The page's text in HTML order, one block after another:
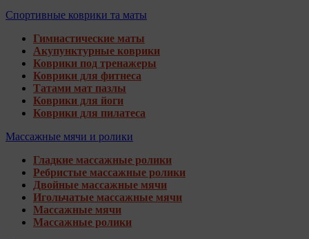
Спортивные коврики та маты
Гимнастические маты
Акупунктурные коврики
Коврики под тренажеры
Коврики для фитнеса
Татами мат пазлы
Коврики для йоги
Коврики для пилатеса
Массажные мячи и ролики
Гладкие массажные ролики
Ребристые массажные ролики
Двойные массажные мячи
Игольчатые массажные мячи
Массажные мячи
Массажные ролики